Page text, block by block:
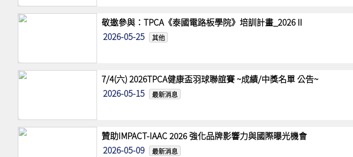
敬邀參與：TPCA《泰國電路板學院》培訓計畫_2026Ⅱ
2026-05-25
其他
7/4(六) 2026TPCA健康盃羽球聯誼賽 ~成績/中獎名單 公告~
2026-05-15
最新消息
贊助IMPACT-IAAC 2026 強化品牌影響力與國際曝光機會
2026-05-09
最新消息